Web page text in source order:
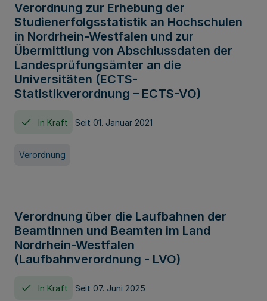
Verordnung zur Erhebung der
Studienerfolgsstatistik an Hochschulen
in Nordrhein-Westfalen und zur
Übermittlung von Abschlussdaten der
Landesprüfungsämter an die
Universitäten (ECTS-
Statistikverordnung – ECTS-VO)
In Kraft Seit 01. Januar 2021
Verordnung
Verordnung über die Laufbahnen der
Beamtinnen und Beamten im Land
Nordrhein-Westfalen
(Laufbahnverordnung - LVO)
In Kraft Seit 07. Juni 2025